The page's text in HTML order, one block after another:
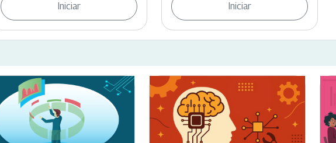
Iniciar Iniciar